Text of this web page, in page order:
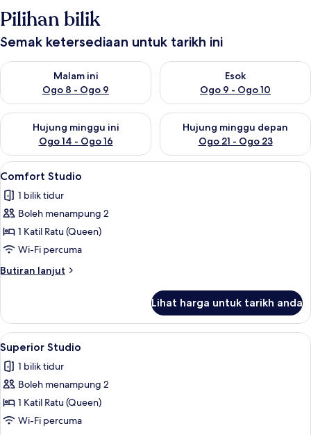
Pilihan bilik
Semak ketersediaan untuk tarikh ini
Malam ini
Ogo 8 - Ogo 9
Semak ketersediaan untuk malam ini Ogo 8 - Ogo 9
Esok
Ogo 9 - Ogo 10
Semak ketersediaan untuk
Hujung minggu ini
Ogo 14 - Ogo 16
Semak ketersediaan untuk hujung minggu ini Ogo 14 - Ogo 16
Hujung minggu depan
Ogo 21 - Ogo 23
Semak ketersediaan untuk
Lihat
semua
foto
untuk
Comfort
Studio
Comfort Studio | Bar mini, langsir/
12
Comfort Studio
1 bilik tidur
Boleh menampung 2
1 Katil Ratu (Queen)
Wi-Fi percuma
Butiran lanjut
Butiran
Studio
Lihat harga untuk tarikh anda
Lihat
semua
foto
untuk
Superior
Studio
Superior Studio | Bar mini, langsir/
18
Superior Studio
1 bilik tidur
Boleh menampung 2
1 Katil Ratu (Queen)
Wi-Fi percuma